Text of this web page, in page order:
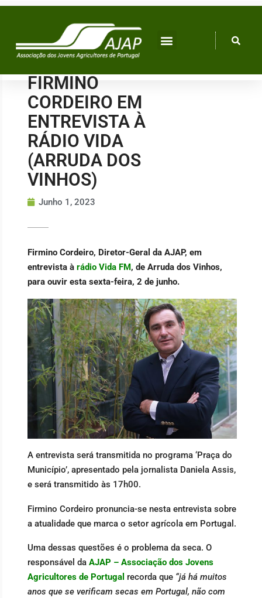
Skip
FIRMINO
CORDEIRO EM
ENTREVISTA À
RÁDIO VIDA
(ARRUDA DOS
VINHOS)
Junho 1, 2023
Firmino Cordeiro, Diretor-Geral da AJAP, em
entrevista à rádio Vida FM, de Arruda dos Vinhos,
para ouvir esta sexta-feira, 2 de junho.
A entrevista será transmitida no programa ‘Praça do
Município’, apresentado pela jornalista Daniela Assis,
e será transmitido às 17h00.
Firmino Cordeiro pronuncia-se nesta entrevista sobre
a atualidade que marca o setor agrícola em Portugal.
Uma dessas questões é o problema da seca. O
responsável da AJAP – Associação dos Jovens
Agricultores de Portugal recorda que “já há muitos
anos que se verificam secas em Portugal, não com